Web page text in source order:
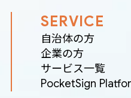
SERVICE
自治体の方
企業の方
サービス一覧
PocketSign